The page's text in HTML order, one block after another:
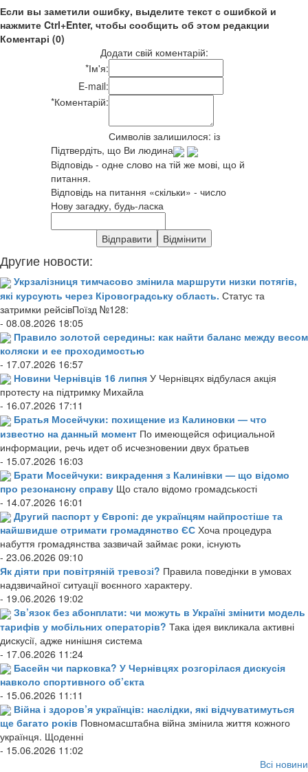
Если вы заметили ошибку, выделите текст с ошибкой и
нажмите Ctrl+Enter, чтобы сообщить об этом редакции
Коментарі (0)
Додати свій коментарій:
*Ім'я:
E-mail:
*Коментарій:
Символів залишилося: із
Підтвердіть, що Ви людина
Відповідь - одне слово на тій же мові, що й
питання.
Відповідь на питання «скільки» - число
Нову загадку, будь-ласка
Другие новости:
Укрзалізниця тимчасово змінила маршрути низки потягів,
які курсують через Кіровоградську область. Статус та
затримки рейсівПоїзд №128:
- 08.08.2026 18:05
Правило золотой середины: как найти баланс между весом
коляски и ее проходимостью
- 17.07.2026 16:57
Новини Чернівців 16 липня У Чернівцях відбулася акція
протесту на підтримку Михайла
- 16.07.2026 17:11
Братья Мосейчуки: похищение из Калиновки — что
известно на данный момент По имеющейся официальной
информации, речь идет об исчезновении двух братьев
- 15.07.2026 16:03
Брати Мосейчуки: викрадення з Калинівки — що відомо
про резонансну справу Що стало відомо громадськості
- 14.07.2026 16:01
Другий паспорт у Європі: де українцям найпростіше та
найшвидше отримати громадянство ЄС Хоча процедура
набуття громадянства зазвичай займає роки, існують
- 23.06.2026 09:10
Як діяти при повітряній тревозі? Правила поведінки в умовах
надзвичайної ситуації воєнного характеру.
- 19.06.2026 19:02
Зв’язок без абонплати: чи можуть в Україні змінити модель
тарифів у мобільних операторів? Така ідея викликала активні
дискусії, адже нинішня система
- 17.06.2026 11:24
Басейн чи парковка? У Чернівцях розгорілася дискусія
навколо спортивного об’єкта
- 15.06.2026 11:11
Війна і здоров’я українців: наслідки, які відчуватимуться
ще багато років Повномасштабна війна змінила життя кожного
українця. Щоденні
- 15.06.2026 11:02
Всі новини